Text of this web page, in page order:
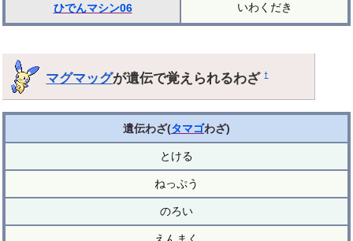
ひでんマシン06 いわくだき
マグマッグが遺伝で覚えられるわざ†
遺伝わざ(タマゴわざ)
とける
ねっぷう
のろい